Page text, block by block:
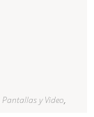
Pantallas y Video,